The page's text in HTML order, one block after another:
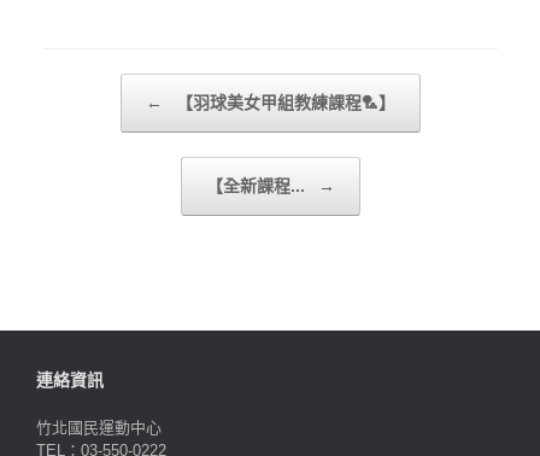
← 【羽球美女甲組教練課程🏸】
【全新課程... →
連絡資訊
竹北國民運動中心
TEL：03-550-0222